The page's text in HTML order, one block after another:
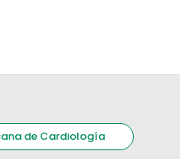
de Cardiología